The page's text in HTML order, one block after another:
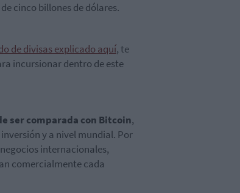
cinco billones de dólares.
de divisas explicado aquí, te
incursionar dentro de este
ser comparada con Bitcoin,
y a nivel mundial. Por
internacionales,
comercialmente cada